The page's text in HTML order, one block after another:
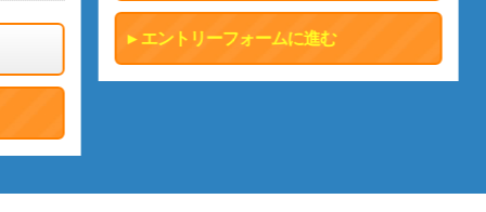
エントリーフォームに進む